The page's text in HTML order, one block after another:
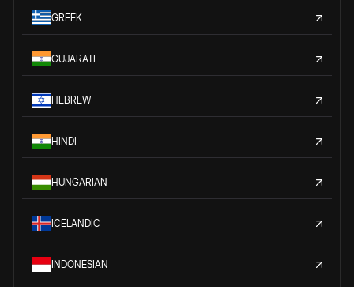
GREEK
GUJARATI
HEBREW
HINDI
HUNGARIAN
ICELANDIC
INDONESIAN